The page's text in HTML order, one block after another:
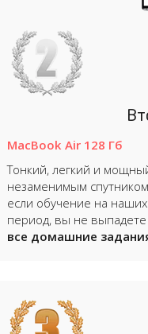
MacBook Air 128 Гб
Тонкий, легкий и
незаменимым
если обучение на
период, вы не выпадете
все домашние